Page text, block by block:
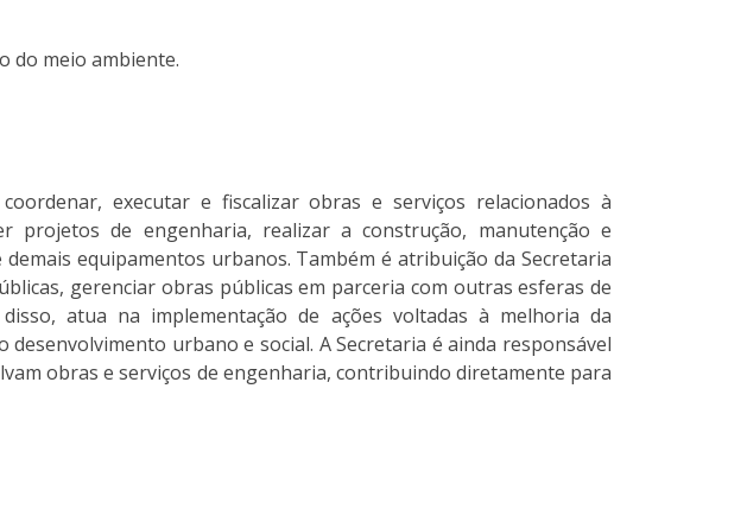
do meio ambiente.
executar e fiscalizar obras e serviços relacionados à
de engenharia, realizar a construção, manutenção e
equipamentos urbanos. Também é atribuição da Secretaria
gerenciar obras públicas em parceria com outras esferas de
atua na implementação de ações voltadas à melhoria da
urbano e social. A Secretaria é ainda responsável
obras e serviços de engenharia, contribuindo diretamente para